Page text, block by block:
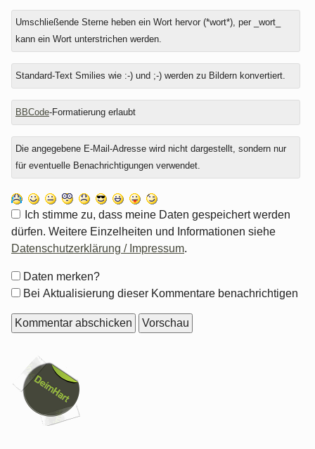
Umschließende Sterne heben ein Wort hervor (*wort*), per _wort_
kann ein Wort unterstrichen werden.
Standard-Text Smilies wie :-) und ;-) werden zu Bildern konvertiert.
BBCode-Formatierung erlaubt
Die angegebene E-Mail-Adresse wird nicht dargestellt, sondern nur
für eventuelle Benachrichtigungen verwendet.
Ich stimme zu, dass meine Daten gespeichert werden
dürfen. Weitere Einzelheiten und Informationen siehe
Datenschutzerklärung / Impressum.
Formular-
Optionen
Daten merken?
Bei Aktualisierung dieser Kommentare benachrichtigen
Seitenleiste